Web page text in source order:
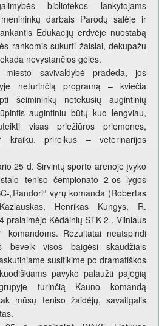
bibliotekos lankytojams
darbais Parodų salėje ir
Edukacijų erdvėje nuostabą
rankomis sukurti žaislai, dekupažu
nevystančios gėlės.
miesto savivaldybė pradeda, jos
neturinčią programą – kviečia
šeimininkų netekusių augintinių
augintiniu būtų kuo lengviau,
visas priežiūros priemones,
kraiku, prireikus – veterinarijos
25 d. Širvintų sporto arenoje įvyko
teniso čempionato 2-os lygos
„Randori“ vyrų komanda (Robertas
Henrikas Kungys, R.
pralaimėjo Kėdainių STK-2 , Vilniaus
komandoms. Rezultatai neatspindi
beveik visos baigėsi skaudžiais
susitikime po dramatiškos
pavyko palaužti pajėgią
turinčią Kauno komandą
mūsų teniso žaidėjų, savaitgalis